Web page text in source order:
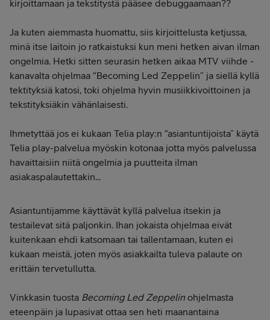
kirjoittamaan ja tekstitystä pääsee debuggaamaan??
Ja kuten aiemmasta huomattu, siis kirjoittelusta ketjussa,
minä itse laitoin jo ratkaistuksi kun meni hetken aivan ilman
ongelmia. Hetki sitten seurasin hetken aikaa MTV viihde -
kanavalta ohjelmaa “Becoming Led Zeppelin” ja siellä kyllä
tektityksiä katosi, toki ohjelma hyvin musiikkivoittoinen ja
tekstityksiäkin vähänlaisesti.
Ihmetyttää jos ei kukaan Telia play:n “asiantuntijoista” käytä
Telia play-palvelua myöskin kotonaa jotta myös palvelussa
havaittaisiin niitä ongelmia ja puutteita ilman
asiakaspalautettakin...
Asiantuntijamme käyttävät kyllä palvelua itsekin ja
testailevat sitä paljonkin. Ihan jokaista ohjelmaa eivät
kuitenkaan ehdi katsomaan tai tallentamaan, kuten ei
kukaan meistä, joten myös asiakkailta tuleva palaute on
erittäin tervetullutta.
Vinkkasin tuosta Becoming Led Zeppelinohjelmasta
eteenpäin ja lupasivat ottaa sen heti maanantaina